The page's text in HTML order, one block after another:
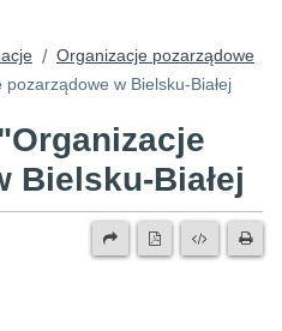
/ Organizacje pozarządowe
w Bielsku-Białej
Bielsku-Białej